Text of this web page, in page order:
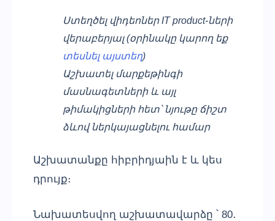
Ստեղծել վիդեոներ IT product-ների
վերաբերյալ (օրինակը կարող եք
տեսնել այստեղ)
Աշխատել մարքեթինգի
մասնագետների և այլ
թիմակիցների հետ՝ նյութը ճիշտ
ձևով ներկայացնելու համար
Աշխատանքը հիբրիդյաին է և կես
դրույք։
Նախատեսվող աշխատավարձը ՝ 80․